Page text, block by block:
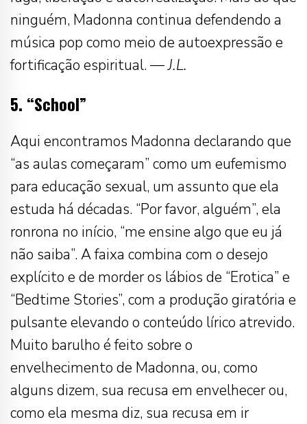
ninguém, Madonna continua defendendo a
música pop como meio de autoexpressão e
fortificação espiritual. —J.L.
5. “School”
Aqui encontramos Madonna declarando que
“as aulas começaram” como um eufemismo
para educação sexual, um assunto que ela
estuda há décadas. “Por favor, alguém”, ela
ronrona no início, “me ensine algo que eu já
não saiba”. A faixa combina com o desejo
explícito e de morder os lábios de “Erotica” e
“Bedtime Stories”, com a produção giratória e
pulsante elevando o conteúdo lírico atrevido.
Muito barulho é feito sobre o
envelhecimento de Madonna, ou, como
alguns dizem, sua recusa em envelhecer ou,
como ela mesma diz, sua recusa em ir